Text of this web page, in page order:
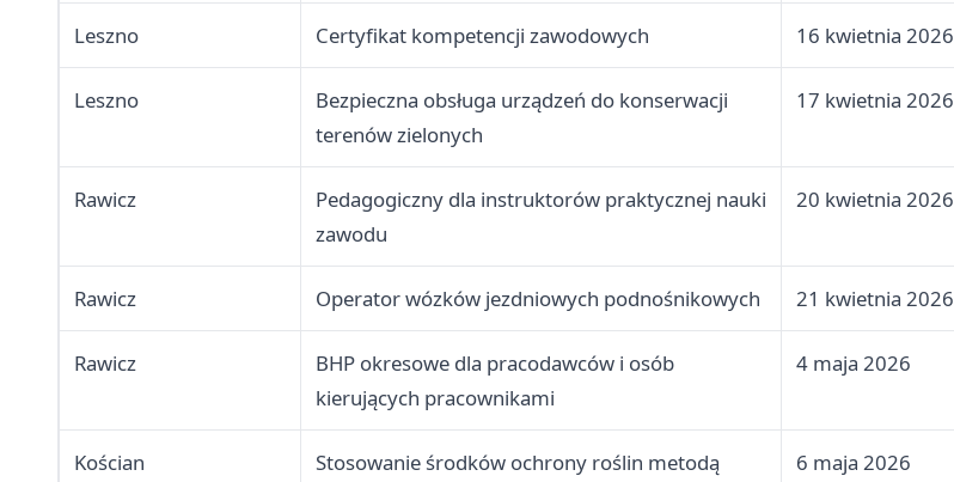
Leszno Certyfikat kompetencji zawodowych 16 kwietnia 2026
Leszno
Bezpieczna obsługa urządzeń do konserwacji
terenów zielonych
17 kwietnia 2026
Rawicz
Pedagogiczny dla instruktorów praktycznej nauki
zawodu
20 kwietnia 2026
Rawicz Operator wózków jezdniowych podnośnikowych 21 kwietnia 2026
Rawicz
BHP okresowe dla pracodawców i osób
kierujących pracownikami
4 maja 2026
Kościan
Stosowanie środków ochrony roślin metodą
6 maja 2026